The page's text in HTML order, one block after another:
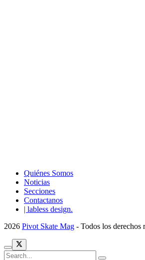
Quiénes Somos
Noticias
Secciones
Contactanos
| labless design.
2026 Pivot Skate Mag - Todos los derechos